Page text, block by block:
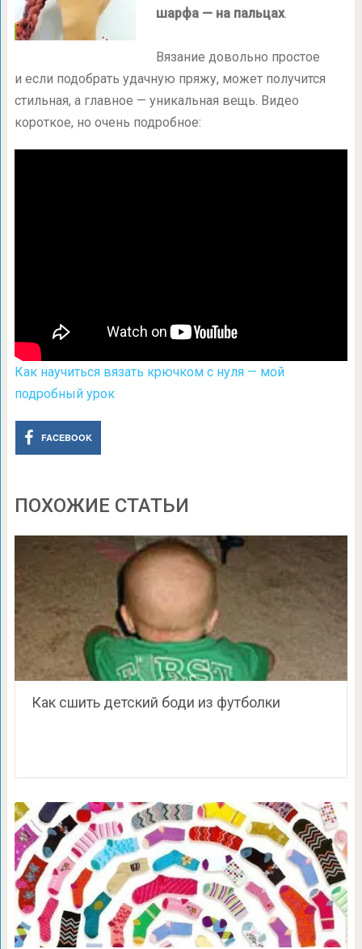
шарфа — на пальцах.
Вязание довольно простое
и если подобрать удачную пряжу, может получится
стильная, а главное — уникальная вещь. Видео
короткое, но очень подробное:
Как научиться вязать крючком с нуля — мой
подробный урок
FACEBOOK
ПОХОЖИЕ СТАТЬИ
Как сшить детский боди из футболки